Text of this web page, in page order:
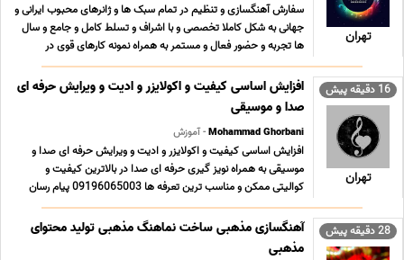
تهران
سفارش آهنگسازی و تنظیم در تمام سبک ها و ژانرهای محبوب ایرانی و
جهانی به شکل کاملا تخصصی و با اشراف و تسلط کامل و جامع و سال
ها تجربه و حضور فعال و مستمر به همراه نمونه کارهای قوی در
سبکهای مختلف و تعرفه های بسیار مناسب ؛ استثنایی و حداقلی تولید
محتوای فاخر و ارزشمند موسیقی کلیه ... ...
16 دقیقه پیش
تهران
افزایش اساسی کیفیت و اکولایزر و ادیت و ویرایش حرفه ای
صدا و موسیقی
Mohammad Ghorbani- آموزش
افزایش اساسی کیفیت و اکولایزر و ادیت و ویرایش حرفه ای صدا و
موسیقی به همراه نویز گیری حرفه ای صدا در بالاترین کیفیت و
کوالیتی ممکن و مناسب ترین تعرفه ها 09196065003 پیام رسان
های فعال همین خط تلگرام روبیکا ایتا بله سروش در صورت تمایل به
ارتباط از طریق آیدی همه پیام رسان ها با ... ...
28 دقیقه پیش
آهنگسازی مذهبی ساخت نماهنگ مذهبی تولید محتوای
مذهبی